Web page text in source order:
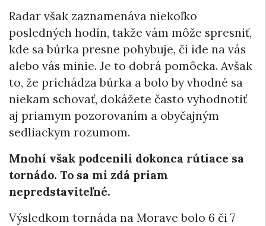
Radar však zaznamenáva niekoľko
posledných hodín, takže vám môže spresniť,
kde sa búrka presne pohybuje, či ide na vás
alebo vás minie. Je to dobrá pomôcka. Avšak
to, že prichádza búrka a bolo by vhodné sa
niekam schovať, dokážete často vyhodnotiť
aj priamym pozorovaním a obyčajným
sedliackym rozumom.
Mnohí však podcenili dokonca rútiace sa
tornádo. To sa mi zdá priam
nepredstaviteľné.
Výsledkom tornáda na Morave bolo 6 či 7